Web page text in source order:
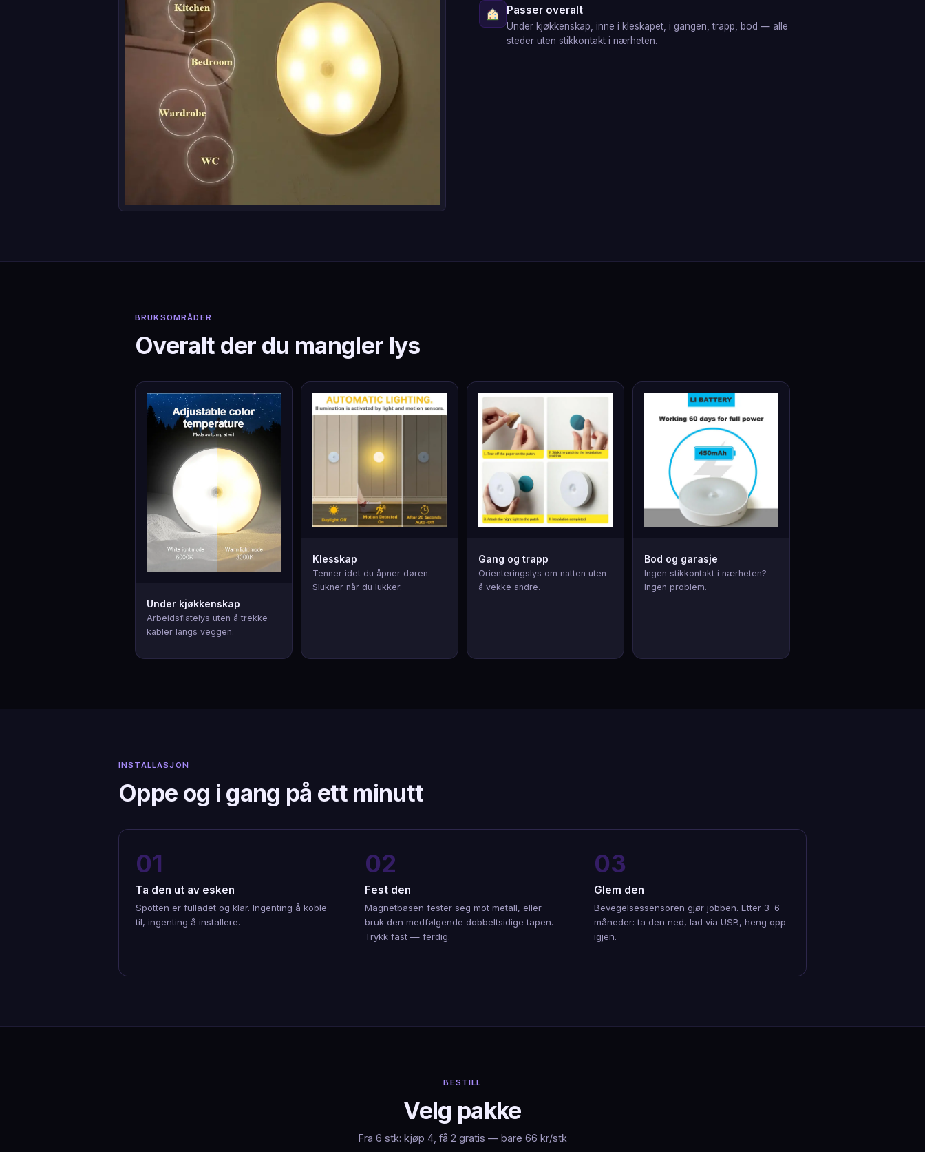
Passer overalt
Under kjøkkenskap, inne i kleskapet, i gangen, trapp, bod — alle
steder uten stikkontakt i nærheten.
BRUKSOMRÅDER
Overalt der du mangler lys
Under kjøkkenskap
Arbeidsflatelys uten å trekke
kabler langs veggen.
Klesskap
Tenner idet du åpner døren.
Slukner når du lukker.
Gang og trapp
Orienteringslys om natten uten
å vekke andre.
Bod og garasje
Ingen stikkontakt i nærheten?
Ingen problem.
INSTALLASJON
Oppe og i gang på ett minutt
01
Ta den ut av esken
Spotten er fulladet og klar. Ingenting å koble
til, ingenting å installere.
02
Fest den
Magnetbasen fester seg mot metall, eller
bruk den medfølgende dobbeltsidige tapen.
Trykk fast — ferdig.
03
Glem den
Bevegelsessensoren gjør jobben. Etter 3–6
måneder: ta den ned, lad via USB, heng opp
igjen.
BESTILL
Velg pakke
Fra 6 stk: kjøp 4, få 2 gratis — bare 66 kr/stk